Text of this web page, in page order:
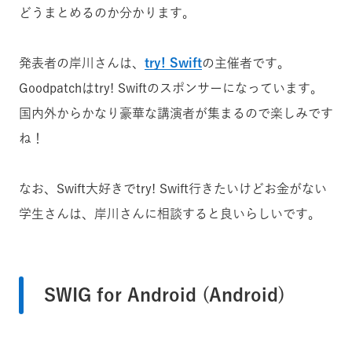
どうまとめるのか分かります。
発表者の岸川さんは、 try! Swiftの主催者です。
Goodpatchはtry! Swiftのスポンサーになっています。
国内外からかなり豪華な講演者が集まるので楽しみです
ね！
なお、Swift大好きでtry! Swift行きたいけどお金がない
学生さんは、岸川さんに相談すると良いらしいです。
SWIG for Android (Android)